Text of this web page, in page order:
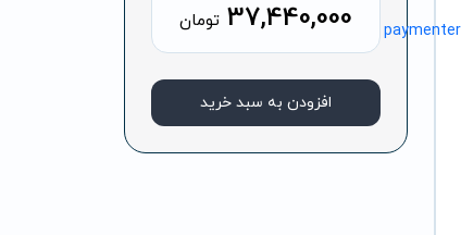
37,440,000 تومان
افزودن به سبد خرید